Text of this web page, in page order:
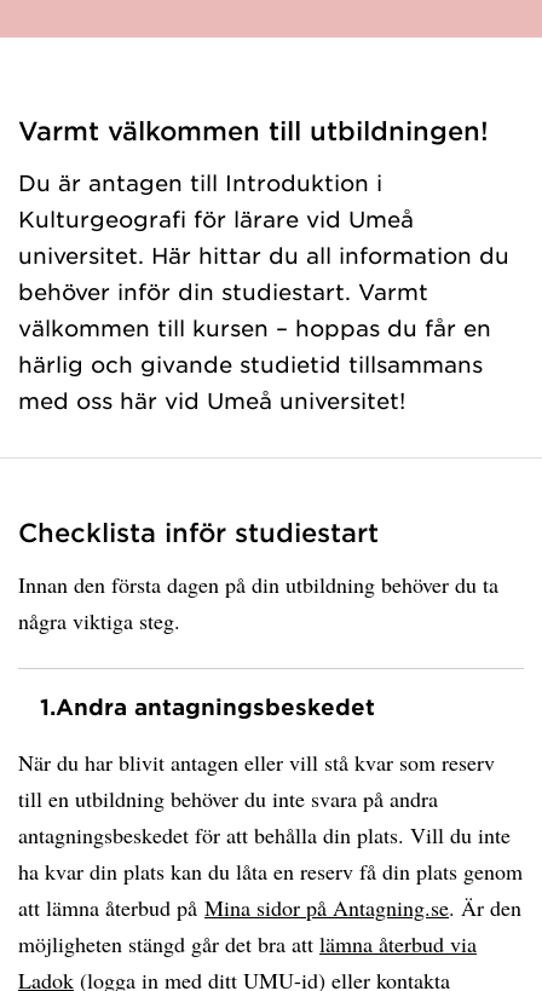
Varmt välkommen till utbildningen!
Du är antagen till Introduktion i
Kulturgeografi för lärare vid Umeå
universitet. Här hittar du all information du
behöver inför din studiestart. Varmt
välkommen till kursen – hoppas du får en
härlig och givande studietid tillsammans
med oss här vid Umeå universitet!
Checklista inför studiestart
Innan den första dagen på din utbildning behöver du ta
några viktiga steg.
1.Andra antagningsbeskedet
När du har blivit antagen eller vill stå kvar som reserv
till en utbildning behöver du inte svara på andra
antagningsbeskedet för att behålla din plats. Vill du inte
ha kvar din plats kan du låta en reserv få din plats genom
att lämna återbud på Mina sidor på Antagning.se. Är den
möjligheten stängd går det bra att lämna återbud via
Ladok (logga in med ditt UMU-id) eller kontakta